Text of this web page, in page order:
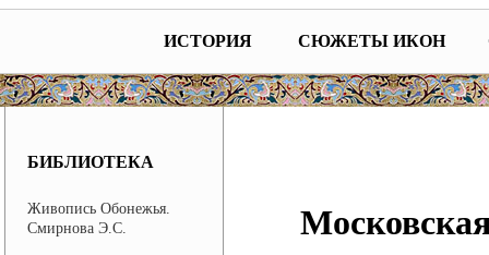
ИСТОРИЯ СЮЖЕТЫ ИКОН
БИБЛИОТЕКА
Живопись Обонежья.
Смирнова Э.С.